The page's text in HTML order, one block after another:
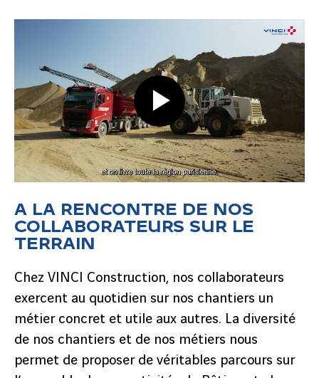
A LA RENCONTRE DE NOS
COLLABORATEURS SUR LE
TERRAIN
Chez VINCI Construction, nos collaborateurs
exercent au quotidien sur nos chantiers un
métier concret et utile aux autres. La diversité
de nos chantiers et de nos métiers nous
permet de proposer de véritables parcours sur